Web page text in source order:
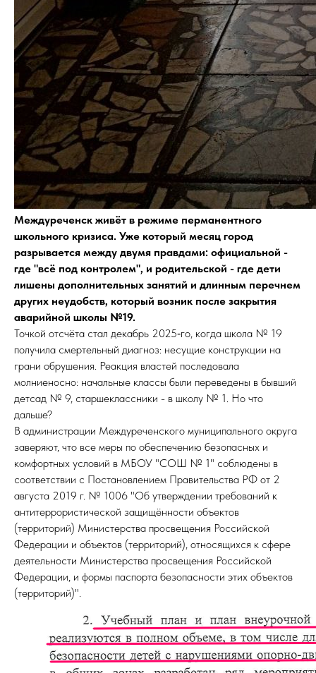
Междуреченск живёт в режиме перманентного
школьного кризиса. Уже который месяц город
разрывается между двумя правдами: официальной -
где "всё под контролем", и родительской - где дети
лишены дополнительных занятий и длинным перечнем
других неудобств, который возник после закрытия
аварийной школы №19.
Точкой отсчёта стал декабрь 2025‑го, когда школа № 19
получила смертельный диагноз: несущие конструкции на
грани обрушения. Реакция властей последовала
молниеносно: начальные классы были переведены в бывший
детсад № 9, старшеклассники - в школу № 1. Но что
дальше?
В администрации Междуреченского муниципального округа
заверяют, что все меры по обеспечению безопасных и
комфортных условий в МБОУ "СОШ № 1" соблюдены в
соответствии с Постановлением Правительства РФ от 2
августа 2019 г. № 1006 "Об утверждении требований к
антитеррористической защищённости объектов
(территорий) Министерства просвещения Российской
Федерации и объектов (территорий), относящихся к сфере
деятельности Министерства просвещения Российской
Федерации, и формы паспорта безопасности этих объектов
(территорий)".